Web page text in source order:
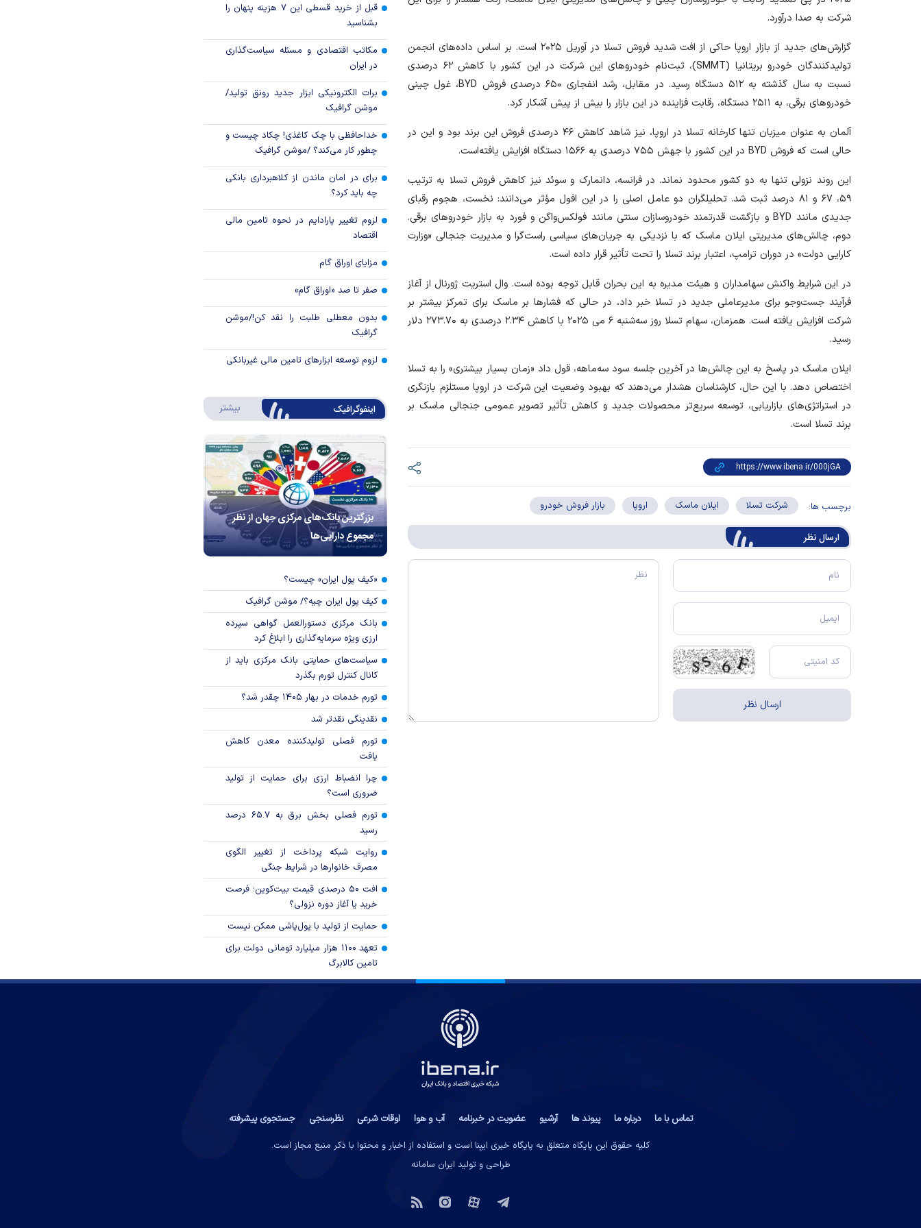
شرکت به صدا درآورد.
گزارش‌های جدید از بازار اروپا حاکی از افت شدید فروش تسلا در آوریل ۲۰۲۵ است. بر اساس داده‌های انجمن
تولیدکنندگان خودرو بریتانیا (SMMT)، ثبت‌نام خودرو‌های این شرکت در این کشور با کاهش ۶۲ درصدی
نسبت به سال گذشته به ۵۱۲ دستگاه رسید. در مقابل، رشد انفجاری ۶۵۰ درصدی فروش BYD، غول چینی
خودرو‌های برقی، به ۲۵۱۱ دستگاه، رقابت فزاینده در این بازار را بیش از پیش آشکار کرد.
آلمان به عنوان میزبان تنها کارخانه تسلا در اروپا، نیز شاهد کاهش ۴۶ درصدی فروش این برند بود و این در
حالی است که فروش BYD در این کشور با جهش ۷۵۵ درصدی به ۱۵۶۶ دستگاه افزایش یافته‌است.
این روند نزولی تنها به دو کشور محدود نماند. در فرانسه، دانمارک و سوئد نیز کاهش فروش تسلا به ترتیب
۵۹، ۶۷ و ۸۱ درصد ثبت شد. تحلیلگران دو عامل اصلی را در این افول مؤثر می‌دانند: نخست، هجوم رقبای
جدیدی مانند BYD و بازگشت قدرتمند خودروسازان سنتی مانند فولکس‌واگن و فورد به بازار خودرو‌های برقی.
دوم، چالش‌های مدیریتی ایلان ماسک که با نزدیکی به جریان‌های سیاسی راست‌گرا و مدیریت جنجالی «وزارت
کارایی دولت» در دوران ترامپ، اعتبار برند تسلا را تحت تأثیر قرار داده است.
در این شرایط واکنش سهامداران و هیئت مدیره به این بحران قابل توجه بوده است. وال استریت ژورنال از آغاز
فرآیند جست‌و‌جو برای مدیرعاملی جدید در تسلا خبر داد، در حالی که فشار‌ها بر ماسک برای تمرکز بیشتر بر
شرکت افزایش یافته است. همزمان، سهام تسلا روز سه‌شنبه ۶ می ۲۰۲۵ با کاهش ۲.۳۴ درصدی به ۲۷۳.۷۰ دلار
رسید.
ایلان ماسک در پاسخ به این چالش‌ها در آخرین جلسه سود سه‌ماهه، قول داد «زمان بسیار بیشتری» را به تسلا
اختصاص دهد. با این حال، کارشناسان هشدار می‌دهند که بهبود وضعیت این شرکت در اروپا مستلزم بازنگری
در استراتژی‌های بازاریابی، توسعه سریع‌تر محصولات جدید و کاهش تأثیر تصویر عمومی جنجالی ماسک بر
برند تسلا است.
برچسب ها: شرکت تسلا ایلان ماسک اروپا بازار فروش خودرو
ارسال‌ نظر
خدمات بانک تجارت در یک نگاه
رئیس کل بانک مرکزی از موسسه
مطبوعاتی بازار پول و ارز بازدید کرد
قبل از خرید قسطی این ۷ هزینه پنهان را
بشناسید
مکاتب اقتصادی و مسئله سیاست‌گذاری
در ایران
برات الکترونیکی ابزار جدید رونق تولید/
موشن گرافیک
خداحافظی با چک کاغذی! چکاد چیست و
چطور کار می‌کند؟ /موشن گرافیک
برای در امان ماندن از کلاهبرداری بانکی
چه باید کرد؟
لزوم تغییر پارادایم در نحوه تامین مالی
اقتصاد
مزایای اوراق گام
صفر تا صد «اوراق گام»
بدون معطلی طلبت را نقد کن!/موشن
گرافیک
لزوم توسعه ابزارهای تامین مالی غیربانکی
اینفوگرافیک بیشتر درباره اینفوگرافیک
بزرگترین بانک‌های مرکزی جهان از نظر
مجموع دارایی‌ها
«کیف پول ایران» چیست؟
کیف پول ایران چیه؟/ موشن گرافیک
بانک مرکزی دستورالعمل گواهی سپرده
ارزی ویژه سرمایه‌گذاری را ابلاغ کرد
سیاست‌های حمایتی بانک مرکزی باید از
کانال کنترل تورم بگذرد
تورم خدمات در بهار ۱۴۰۵ چقدر شد؟
نقدینگی نقدتر شد
تورم فصلی تولیدکننده معدن کاهش
یافت
چرا انضباط ارزی برای حمایت از تولید
ضروری است؟
تورم فصلی بخش برق به ۶۵.۷ درصد
رسید
روایت شبکه پرداخت از تغییر الگوی
مصرف خانوار‌ها در شرایط جنگی
افت ۵۰ درصدی قیمت بیت‌کوین؛ فرصت
خرید یا آغاز دوره نزولی؟
حمایت از تولید با پول‌پاشی ممکن نیست
تعهد ۱۱۰۰ هزار میلیارد تومانی دولت برای
تامین کالابرگ
تماس با ما درباره ما پیوند ها آرشیو عضویت در خبرنامه آب و هوا اوقات شرعی نظرسنجی
جستجوی پیشرفته
کلیه حقوق این پایگاه متعلق به پایگاه خبری ایبِنا است و استفاده از اخبار و محتوا با ذکر منبع مجاز است.
طراحی و تولید ایران سامانه